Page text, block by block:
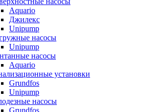
Aquario
Джилекс
Unipump
насосы
Unipump
насосы
Aquario
установки
Grundfos
Unipump
насосы
Grundfos